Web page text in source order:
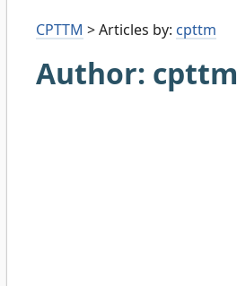
CPTTM >Articles by: cpttm
Author: cpttm